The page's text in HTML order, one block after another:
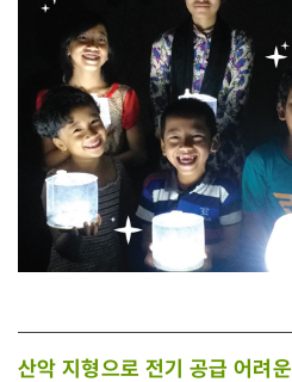
산악 지형으로 전기 공급 어려운